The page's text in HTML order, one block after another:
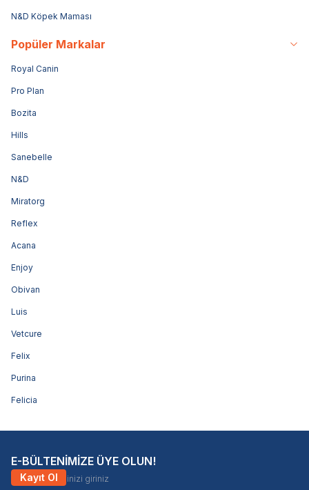
N&D Köpek Maması
Popüler Markalar
Royal Canin
Pro Plan
Bozita
Hills
Sanebelle
N&D
Miratorg
Reflex
Acana
Enjoy
Obivan
Luis
Vetcure
Felix
Purina
Felicia
E-BÜLTENİMİZE ÜYE OLUN!
Kayıt Ol